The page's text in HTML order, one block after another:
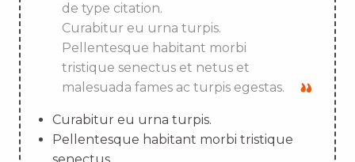
de type citation.
Curabitur eu urna turpis.
Pellentesque habitant morbi
tristique senectus et netus et
malesuada fames ac turpis egestas.
Curabitur eu urna turpis.
Pellentesque habitant morbi tristique